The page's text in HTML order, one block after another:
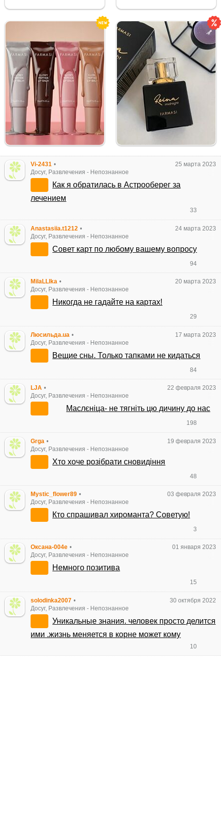
Vi-2431 •
25 марта 2023
Досуг, Развлечения - Непознанное
Как я обратилась в Астрооберег за
лечением
33
Anastasiia.t1212 •
24 марта 2023
Досуг, Развлечения - Непознанное
Совет карт по любому вашему вопросу
94
MilaLLIka •
20 марта 2023
Досуг, Развлечения - Непознанное
Никогда не гадайте на картах!
29
Люсильда.ua •
17 марта 2023
Досуг, Развлечения - Непознанное
Вещие сны. Только тапками не кидаться
84
LJA •
22 февраля 2023
Досуг, Развлечения - Непознанное
Маслєніца- не тягніть цю дичину до нас
198
Grga •
19 февраля 2023
Досуг, Развлечения - Непознанное
Хто хоче розібрати сновидіння
48
Mystic_flower89 •
03 февраля 2023
Досуг, Развлечения - Непознанное
Кто спрашивал хироманта? Советую!
3
Оксана-004e •
01 января 2023
Досуг, Развлечения - Непознанное
Немного позитива
15
solodinka2007 •
30 октября 2022
Досуг, Развлечения - Непознанное
Уникальные знания. человек просто делится
ими .жизнь меняется в корне может кому
10